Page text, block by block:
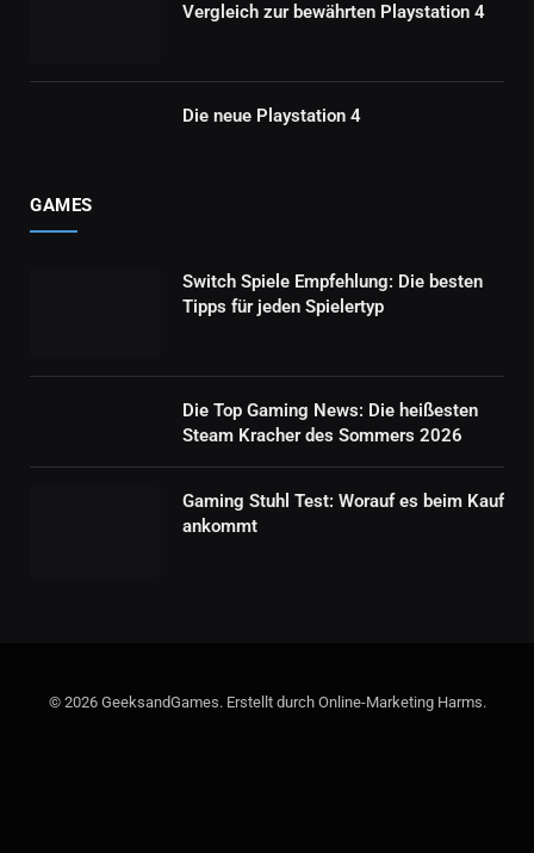
Vergleich zur bewährten Playstation 4
Die neue Playstation 4
GAMES
Switch Spiele Empfehlung: Die besten
Tipps für jeden Spielertyp
Die Top Gaming News: Die heißesten
Steam Kracher des Sommers 2026
Gaming Stuhl Test: Worauf es beim Kauf
ankommt
© 2026 GeeksandGames. Erstellt durch Online-Marketing Harms.